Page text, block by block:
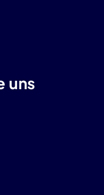
uns